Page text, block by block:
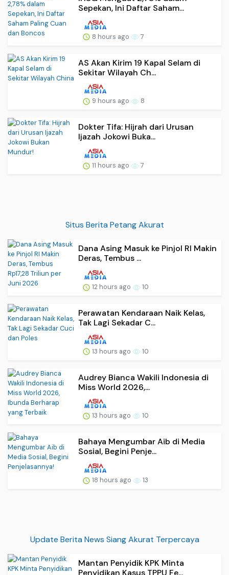
Sepekan, Ini Daftar Saham...
8 hours ago 7
AS Akan Kirim 19 Kapal Selam di
Sekitar Wilayah Ch...
9 hours ago 8
Dokter Tifa: Hijrah dari Urusan
Ijazah Jokowi Buka...
11 hours ago 7
Situs Berita Petang Akurat
Dana Asing Masuk ke Pinjol RI Makin
Deras, Tembus ...
12 hours ago 10
Perawatan Kendaraan Naik Kelas,
Tak Lagi Sekadar C...
13 hours ago 10
Audrey Bianca Wakili Indonesia di
Miss World 2026,...
13 hours ago 10
Bahaya Mengumbar Aib di Media
Sosial, Begini Penje...
18 hours ago 13
Update Berita News Siang Akurat Terpercaya
Mantan Penyidik KPK Minta
Penyidikan Kasus TPPU Fe...